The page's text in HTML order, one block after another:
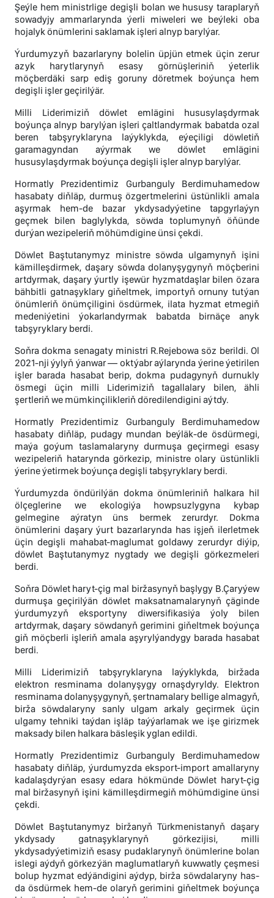
Şeýle hem ministrlige degişli bolan we hususy taraplaryň
sowadyjy ammarlarynda ýerli miweleri we beýleki oba
hojalyk önümlerini saklamak işleri alnyp barylýar.
Ýurdumyzyň bazarlaryny bolelin üpjün etmek üçin zerur
azyk harytlarynyň esasy görnüşleriniň ýeterlik
möçberdäki sarp ediş goruny döretmek boýunça hem
degişli işler geçirilýär.
Milli Liderimiziň döwlet emlägini hususylaşdyrmak
boýunça alnyp barylýan işleri çaltlandyrmak babatda ozal
beren tabşyryklaryna laýyklykda, eýeçiligi döwletiň
garamagyndan aýyrmak we döwlet emlägini
hususylaşdyrmak boýunça degişli işler alnyp barylýar.
Hormatly Prezidentimiz Gurbanguly Berdimuhamedow
hasabaty diňläp, durmuş özgertmelerini üstünlikli amala
aşyrmak hem-de bazar ykdysadyýetine tapgyrlaýyn
geçmek bilen baglylykda, söwda toplumynyň öňünde
durýan wezipeleriň möhümdigine ünsi çekdi.
Döwlet Baştutanymyz ministre söwda ulgamynyň işini
kämilleşdirmek, daşary söwda dolanyşygynyň möçberini
artdyrmak, daşary ýurtly işewür hyzmatdaşlar bilen özara
bähbitli gatnaşyklary giňeltmek, importyň ornuny tutýan
önümleriň önümçiligini ösdürmek, ilata hyzmat etmegiň
medeniýetini ýokarlandyrmak babatda birnäçe anyk
tabşyryklary berdi.
Soňra dokma senagaty ministri R.Rejebowa söz berildi. Ol
2021-nji ýylyň ýanwar — oktýabr aýlarynda ýerine ýetirilen
işler barada hasabat berip, dokma pudagynyň durnukly
ösmegi üçin milli Liderimiziň tagallalary bilen, ähli
şertleriň we mümkinçilikleriň döredilendigini aýtdy.
Hormatly Prezidentimiz Gurbanguly Berdimuhamedow
hasabaty diňläp, pudagy mundan beýläk-de ösdürmegi,
maýa goýum taslamalaryny durmuşa geçirmegi esasy
wezipeleriň hatarynda görkezip, ministre olary üstünlikli
ýerine ýetirmek boýunça degişli tabşyryklary berdi.
Ýurdumyzda öndürilýän dokma önümleriniň halkara hil
ölçeglerine we ekologiýa howpsuzlygyna kybap
gelmegine aýratyn üns bermek zerurdyr. Dokma
önümlerini daşary ýurt bazarlarynda has işjeň ilerletmek
üçin degişli mahabat-maglumat goldawy zerurdyr diýip,
döwlet Baştutanymyz nygtady we degişli görkezmeleri
berdi.
Soňra Döwlet haryt-çig mal biržasynyň başlygy B.Çaryýew
durmuşa geçirilýän döwlet maksatnamalarynyň çäginde
ýurdumyzyň eksportyny diwersifikasiýa ýoly bilen
artdyrmak, daşary söwdanyň gerimini giňeltmek boýunça
giň möçberli işleriň amala aşyrylýandygy barada hasabat
berdi.
Milli Liderimiziň tabşyryklaryna laýyklykda, biržada
elektron resminama dolanyşygy ornaşdyryldy. Elektron
resminama dolanyşygynyň, şertnamalary bellige almagyň,
birža söwdalaryny sanly ulgam arkaly geçirmek üçin
ulgamy tehniki taýdan işläp taýýarlamak we işe girizmek
maksady bilen halkara bäsleşik yglan edildi.
Hormatly Prezidentimiz Gurbanguly Berdimuhamedow
hasabaty diňläp, ýurdumyzda eksport-import amallaryny
kadalaşdyrýan esasy edara hökmünde Döwlet haryt-çig
mal biržasynyň işini kämilleşdirmegiň möhümdigine ünsi
çekdi.
Döwlet Baştutanymyz biržanyň Türkmenistanyň daşary
ykdysady gatnaşyklarynyň görkezijisi, milli
ykdysadyýetimiziň esasy pudaklarynyň önümlerine bolan
islegi aýdyň görkezýän maglumatlaryň kuwwatly çeşmesi
bolup hyzmat edýändigini aýdyp, birža söwdalaryny has-
da ösdürmek hem-de olaryň gerimini giňeltmek boýunça